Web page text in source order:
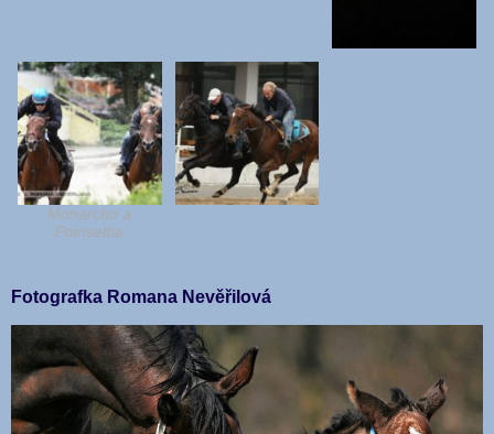
Monarcho a
Poinsettia
Fotografka Romana Nevěřilová